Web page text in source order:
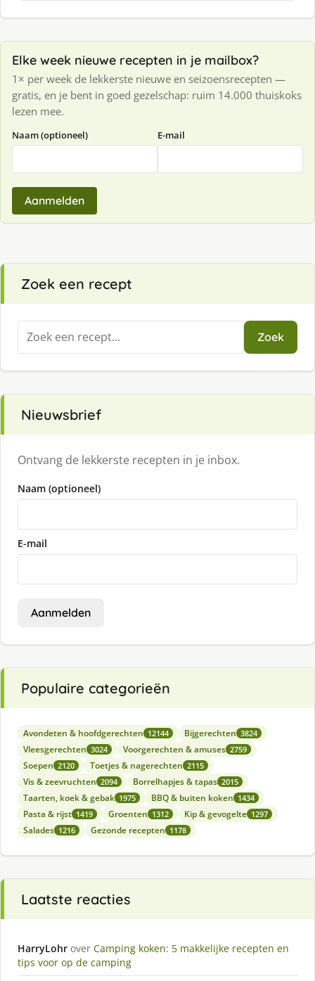
Elke week nieuwe recepten in je mailbox?
1× per week de lekkerste nieuwe en seizoensrecepten —
gratis, en je bent in goed gezelschap: ruim 14.000 thuiskoks
lezen mee.
Naam (optioneel) E-mail
Aanmelden
Zoek een recept
Zoeken
naar:
Zoek
Nieuwsbrief
Ontvang de lekkerste recepten in je inbox.
Naam (optioneel)
E-mail
Aanmelden
Populaire categorieën
Avondeten & hoofdgerechten 12144 Bijgerechten 3824
Vleesgerechten 3024 Voorgerechten & amuses 2759
Soepen 2120 Toetjes & nagerechten 2115
Vis & zeevruchten 2094 Borrelhapjes & tapas 2015
Taarten, koek & gebak 1975 BBQ & buiten koken 1434
Pasta & rijst 1419 Groenten 1312 Kip & gevogelte 1297
Salades 1216 Gezonde recepten 1178
Laatste reacties
HarryLohr over Camping koken: 5 makkelijke recepten en
tips voor op de camping